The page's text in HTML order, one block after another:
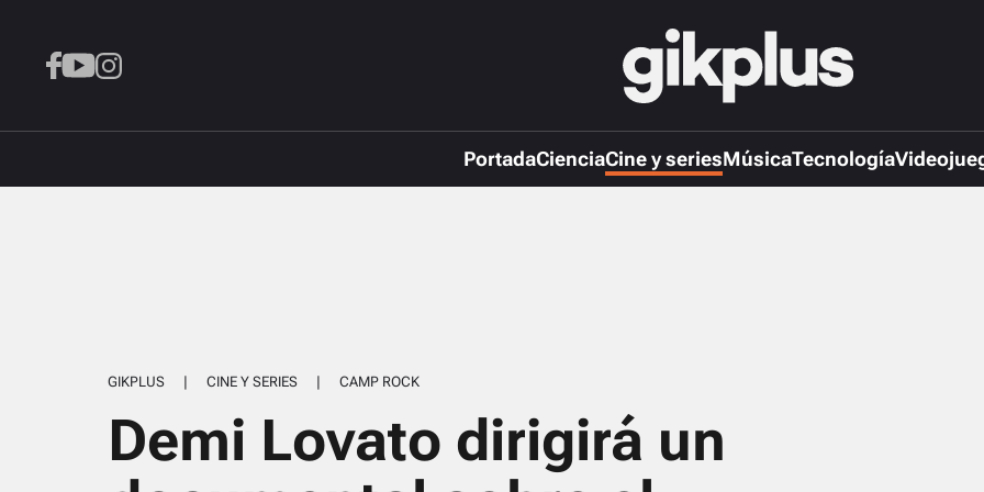
PortadaCienciaCine y seriesMúsicaTecnología
GIKPLUS | CINE Y SERIES | CAMP ROCK
Demi Lovato dirigirá un